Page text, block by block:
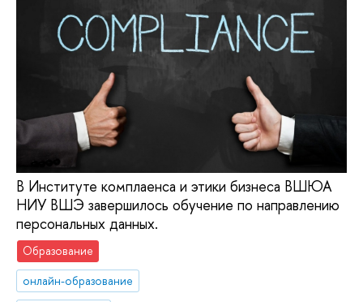
В Институте комплаенса и этики бизнеса ВШЮА
НИУ ВШЭ завершилось обучение по направлению
персональных данных.
Образование
онлайн-образование